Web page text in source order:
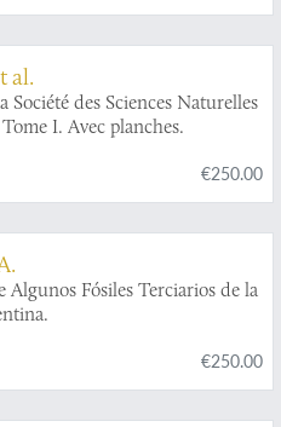
al.
Société des Sciences Naturelles
I. Avec planches.
€250.00
Algunos Fósiles Terciarios de la
€250.00